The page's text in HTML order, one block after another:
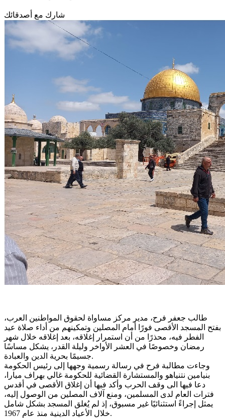
شارك مع أصدقائك
طالب جعفر فرح، مدير مركز مساواة لحقوق المواطنين العرب،
بفتح المسجد الأقصى فورًا أمام المصلين وتمكينهم من أداء صلاة عيد
الفطر فيه، محذرًا من أن استمرار إغلاقه، بعد إغلاقه خلال شهر
رمضان وخصوصًا في العشر الأواخر وليلة القدر، يشكل مساسًا
جسيمًا بحرية الدين والعبادة.
وجاءت مطالبة فرح في رسالة رسمية وجهها إلى رئيس الحكومة
بنيامين نتنياهو والمستشارة القضائية للحكومة غالي بهراف ميارا،
دعا فيها الى وقف الحرب وأكد فيها أن إغلاق الأقصى في أقدس
فترات العام لدى المسلمين، ومنع آلاف المصلين من الوصول إليه،
يمثل إجراءً استثنائيًا غير مسبوق، إذ لم يُغلق المسجد بشكل شامل
خلال الأعياد الدينية منذ عام 1967.